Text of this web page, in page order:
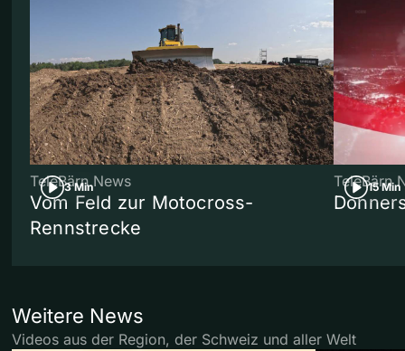
3 Min
TeleBärn News
Vom Feld zur Motocross-
Rennstrecke
15 Min
TeleBärn
Weitere News
Videos aus der Region, der Schweiz und aller Welt